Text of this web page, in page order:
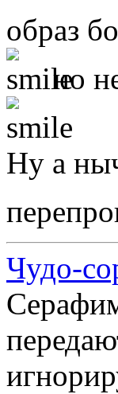
образ
но
Ну а
Чудо-